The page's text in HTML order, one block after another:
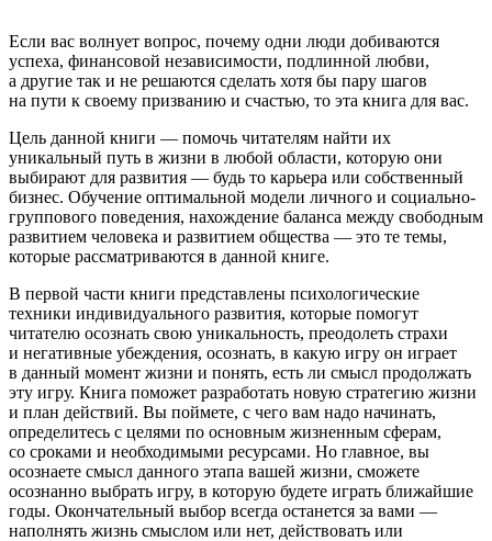
Если вас волнует вопрос, почему одни люди добиваются
успеха, финансовой независимости, подлинной любви,
а другие так и не решаются сделать хотя бы пару шагов
на пути к своему призванию и счастью, то эта книга для вас.
Цель данной книги — помочь читателям найти их
уникальный путь в жизни в любой области, которую они
выбирают для развития — будь то карьера или собственный
бизнес. Обучение оптимальной модели личного и социально-
группового поведения, нахождение баланса между свободным
развитием человека и развитием общества — это те темы,
которые рассматриваются в данной книге.
В первой части книги представлены психологические
техники индивидуального развития, которые помогут
читателю осознать свою уникальность, преодолеть страхи
и негативные убеждения, осознать, в какую игру он играет
в данный момент жизни и понять, есть ли смысл продолжать
эту игру. Книга поможет разработать новую стратегию жизни
и план действий. Вы поймете, с чего вам надо начинать,
определитесь с целями по основным жизненным сферам,
со сроками и необходимыми ресурсами. Но главное, вы
осознаете смысл данного этапа вашей жизни, сможете
осознанно выбрать игру, в которую будете играть ближайшие
годы. Окончательный выбор всегда останется за вами —
наполнять жизнь смыслом или нет, действовать или